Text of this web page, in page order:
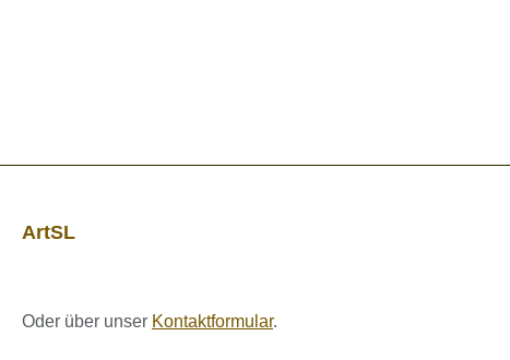
ArtSL
Oder über unser Kontaktformular.